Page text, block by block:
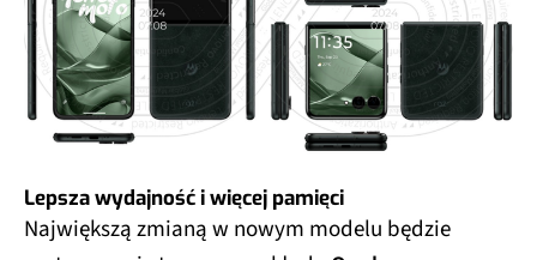
Lepsza wydajność i więcej pamięci
Największą zmianą w nowym modelu będzie